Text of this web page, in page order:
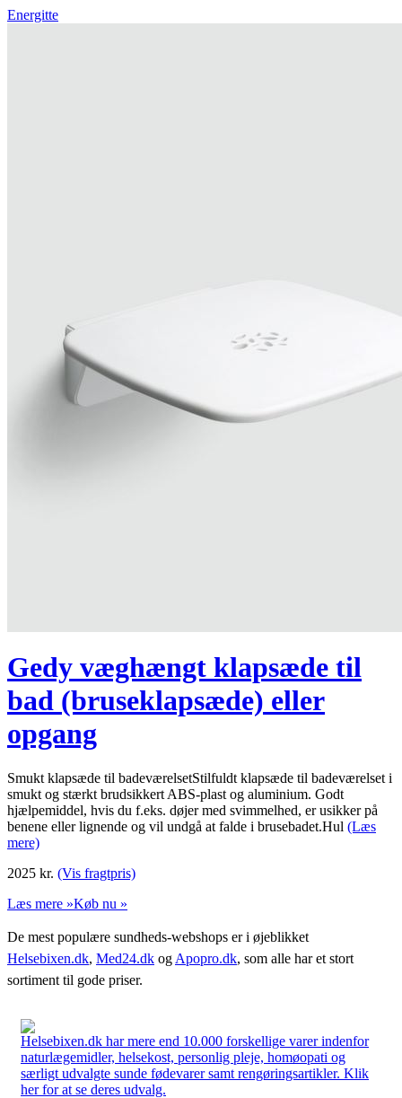
Energitte
Gedy væghængt klapsæde til
bad (bruseklapsæde) eller
opgang
Smukt klapsæde til badeværelsetStilfuldt klapsæde til badeværelset i
smukt og stærkt brudsikkert ABS-plast og aluminium. Godt
hjælpemiddel, hvis du f.eks. døjer med svimmelhed, er usikker på
benene eller lignende og vil undgå at falde i brusebadet.Hul (Læs
mere)
2025 kr. (Vis fragtpris)
Læs mere »Køb nu »
De mest populære sundheds-webshops er i øjeblikket
Helsebixen.dk, Med24.dk og Apopro.dk, som alle har et stort
sortiment til gode priser.
Helsebixen.dk har mere end 10.000 forskellige varer indenfor
naturlægemidler, helsekost, personlig pleje, homøopati og
særligt udvalgte sunde fødevarer samt rengøringsartikler. Klik
her for at se deres udvalg.